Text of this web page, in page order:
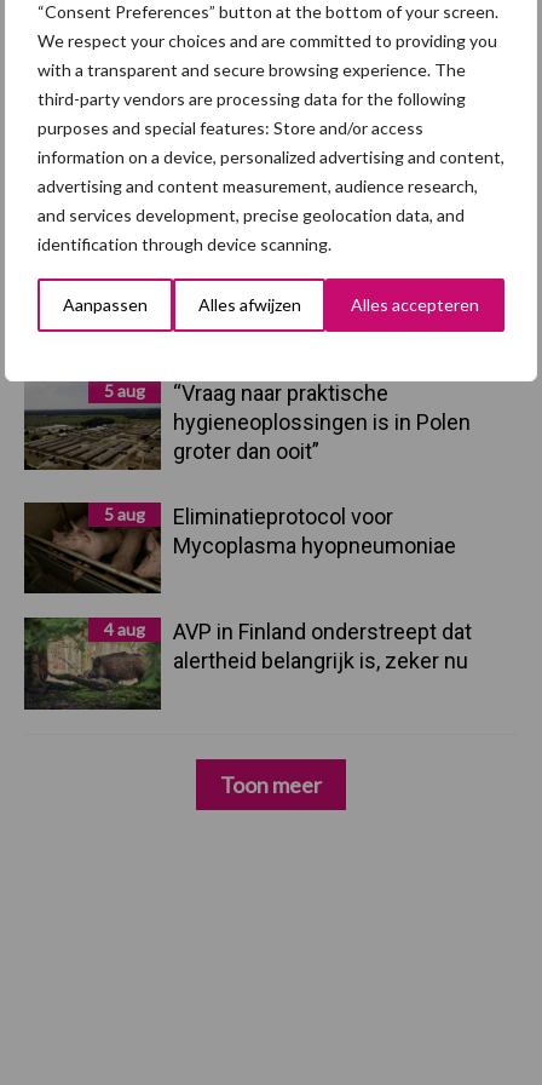
“Consent Preferences” button at the bottom of your screen.
We respect your choices and are committed to providing you
with a transparent and secure browsing experience. The
third-party vendors are processing data for the following
purposes and special features: Store and/or access
information on a device, personalized advertising and content,
advertising and content measurement, audience research,
and services development, precise geolocation data, and
identification through device scanning.
Aanpassen Alles afwijzen Alles accepteren
Primaire
Sidebar
Recent nieuws Partner nieuws
7 aug
Britse varkenssector vreest
afzetcrisis in het najaar
droogte en geopolitiek houden
handel in de greep
5 aug
“Vraag naar praktische
hygieneoplossingen is in Polen
groter dan ooit”
5 aug
Eliminatieprotocol voor
Mycoplasma hyopneumoniae
4 aug
AVP in Finland onderstreept dat
alertheid belangrijk is, zeker nu
Toon meer